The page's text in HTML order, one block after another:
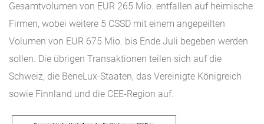
Gesamtvolumen von EUR 265 Mio. entfallen auf heimische
Firmen, wobei weitere 5 CSSD mit einem angepeilten
Volumen von EUR 675 Mio. bis Ende Juli begeben werden
sollen. Die übrigen Transaktionen teilen sich auf die
Schweiz, die BeneLux-Staaten, das Vereinigte Königreich
sowie Finnland und die CEE-Region auf.